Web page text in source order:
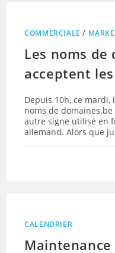
COMMERCIALE /
Les noms de
acceptent
Depuis 10h, ce mardi,
noms de
autre signe utilisé en
allemand. Alors que
CALENDRIER
Maintenance